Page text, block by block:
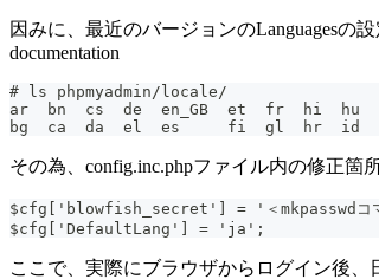
因みに、最近のバージョンのLanguagesの
documentation
# ls phpmyadmin/locale/
その為、config.inc.phpファイル内の修正箇
$cfg['blowfish_secret'] = '＜mkpasswdコマ
$cfg['DefaultLang'] = 'ja';
ここで、実際にブラウザからログイン後